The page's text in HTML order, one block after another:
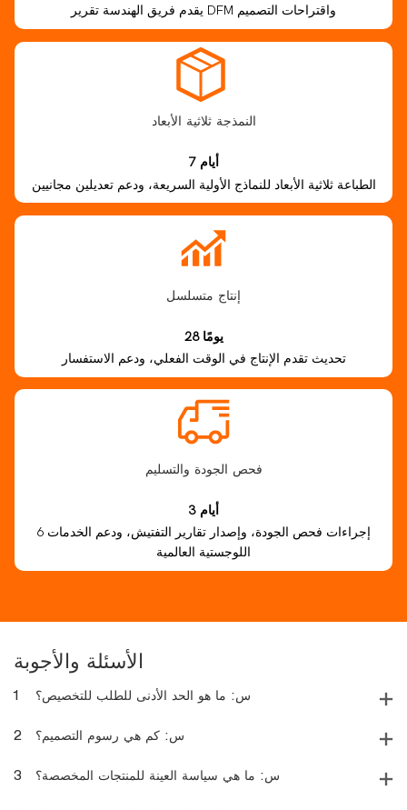
يقدم فريق الهندسة تقرير DFM واقتراحات التصميم
النمذجة ثلاثية الأبعاد
7 أيام
الطباعة ثلاثية الأبعاد للنماذج الأولية السريعة، ودعم تعديلين مجانيين
إنتاج متسلسل
28 يومًا
تحديث تقدم الإنتاج في الوقت الفعلي، ودعم الاستفسار
فحص الجودة والتسليم
3 أيام
6 إجراءات فحص الجودة، وإصدار تقارير التفتيش، ودعم الخدمات
اللوجستية العالمية
الأسئلة والأجوبة
1 س: ما هو الحد الأدنى للطلب للتخصيص؟
2 س: كم هي رسوم التصميم؟
3 س: ما هي سياسة العينة للمنتجات المخصصة؟